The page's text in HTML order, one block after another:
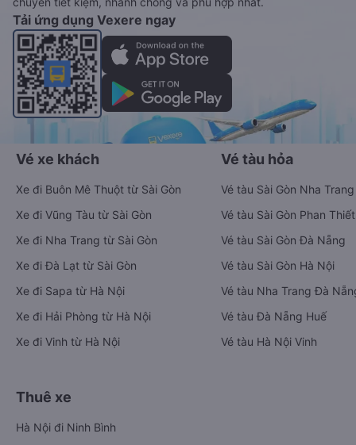
Tải ứng dụng Vexere ngay
Vé xe khách
Xe đi Buôn Mê Thuột từ Sài Gòn
Xe đi Vũng Tàu từ Sài Gòn
Xe đi Nha Trang từ Sài Gòn
Xe đi Đà Lạt từ Sài Gòn
Xe đi Sapa từ Hà Nội
Xe đi Hải Phòng từ Hà Nội
Xe đi Vinh từ Hà Nội
Vé tàu hỏa
Vé tàu Sài Gòn Nha Trang
Vé tàu Sài Gòn Phan Thiết
Vé tàu Sài Gòn Đà Nẵng
Vé tàu Sài Gòn Hà Nội
Vé tàu Nha Trang Đà
Vé tàu Đà Nẵng Huế
Vé tàu Hà Nội Vinh
Thuê xe
Hà Nội đi Ninh Bình